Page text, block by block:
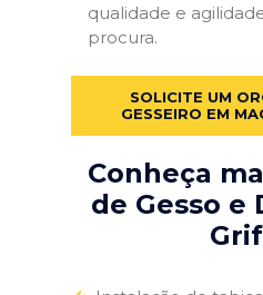
qualidade e
procura.
SOLICITE UM
GESSEIRO EM
Conheça
de Gesso e